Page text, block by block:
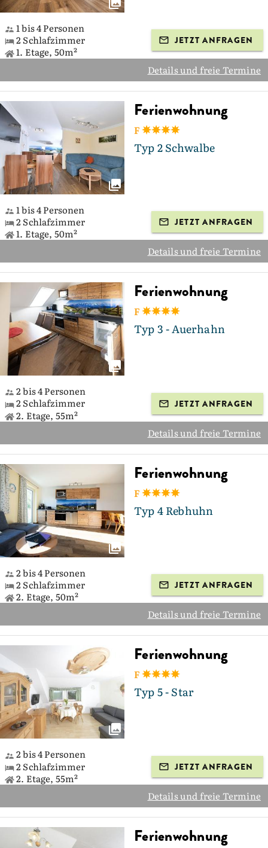
1 bis 4 Personen
2 Schlafzimmer
1. Etage, 50m²
JETZT ANFRAGEN
Details und freie Termine
Ferienwohnung
F
Typ 2 Schwalbe
1 bis 4 Personen
2 Schlafzimmer
1. Etage, 50m²
JETZT ANFRAGEN
Details und freie Termine
Ferienwohnung
F
Typ 3 - Auerhahn
2 bis 4 Personen
2 Schlafzimmer
2. Etage, 55m²
JETZT ANFRAGEN
Details und freie Termine
Ferienwohnung
F
Typ 4 Rebhuhn
2 bis 4 Personen
2 Schlafzimmer
2. Etage, 50m²
JETZT ANFRAGEN
Details und freie Termine
Ferienwohnung
F
Typ 5 - Star
2 bis 4 Personen
2 Schlafzimmer
2. Etage, 55m²
JETZT ANFRAGEN
Details und freie Termine
Ferienwohnung